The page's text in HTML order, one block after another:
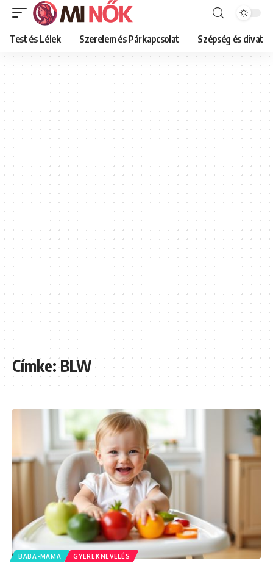
Test és Lélek Szerelem és Párkapcsolat Szépség és divat
Címke:BLW
BABA-MAMA GYEREKNEVELÉS